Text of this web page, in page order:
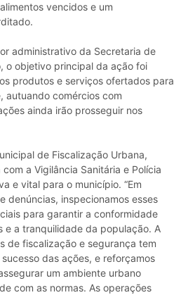
vencidos e um
administrativo da Secretaria de
o objetivo principal da ação foi
produtos e serviços ofertados para
autuando comércios com
ainda irão prosseguir nos
de Fiscalização Urbana,
a Vigilância Sanitária e Polícia
e vital para o município. “Em
denúncias, inspecionamos esses
para garantir a conformidade
e a tranquilidade da população. A
de fiscalização e segurança tem
das ações, e reforçamos
um ambiente urbano
com as normas. As operações